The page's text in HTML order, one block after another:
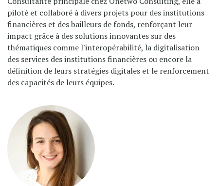
piloté et collaboré à divers projets pour des institutions
financières et des bailleurs de fonds, renforçant leur
impact grâce à des solutions innovantes sur des
thématiques comme l'interopérabilité, la digitalisation
des services des institutions financières ou encore la
définition de leurs stratégies digitales et le renforcement
des capacités de leurs équipes.